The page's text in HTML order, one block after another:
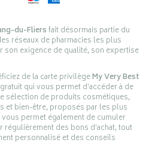
du-Fliersfait désormais partie du
réseaux de pharmacies les plus
son exigence de qualité, son expertise
de la carte privilègeMy Very Best
qui vous permet d’accéder à de
sélection de produits cosmétiques,
et bien-être, proposés par les plus
permet également de cumuler
des bons d’achat, tout
personnalisé et des conseils